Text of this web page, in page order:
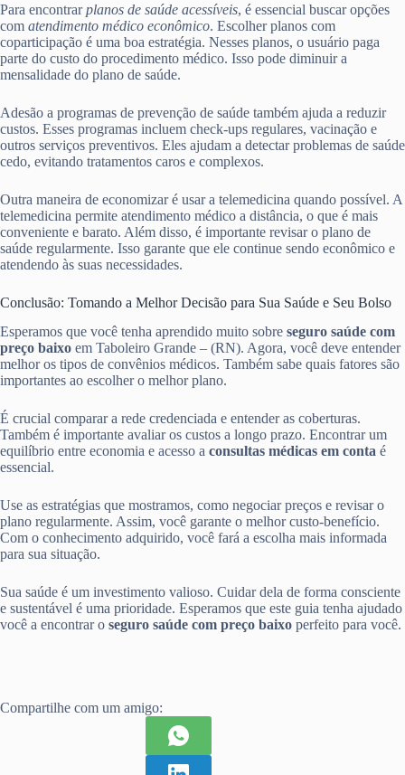
Para encontrarplanos de saúde acessíveis, é essencial buscar opções
com atendimento médico econômico. Escolher planos com
coparticipação é uma boa estratégia. Nesses planos, o usuário paga
parte do custo do procedimento médico. Isso pode diminuir a
mensalidade do plano de saúde.
Adesão a programas de prevenção de saúde também ajuda a reduzir
custos. Esses programas incluem check-ups regulares, vacinação e
outros serviços preventivos. Eles ajudam a detectar problemas de saúde
cedo, evitando tratamentos caros e complexos.
Outra maneira de economizar é usar a telemedicina quando possível. A
telemedicina permite atendimento médico a distância, o que é mais
conveniente e barato. Além disso, é importante revisar o plano de
saúde regularmente. Isso garante que ele continue sendo econômico e
atendendo às suas necessidades.
Conclusão: Tomando a Melhor Decisão para Sua Saúde e Seu Bolso
Esperamos que você tenha aprendido muito sobre seguro saúde com
preço baixo em Taboleiro Grande – (RN). Agora, você deve entender
melhor os tipos de convênios médicos. Também sabe quais fatores são
importantes ao escolher o melhor plano.
É crucial comparar a rede credenciada e entender as coberturas.
Também é importante avaliar os custos a longo prazo. Encontrar um
equilíbrio entre economia e acesso a consultas médicas em conta é
essencial.
Use as estratégias que mostramos, como negociar preços e revisar o
plano regularmente. Assim, você garante o melhor custo-benefício.
Com o conhecimento adquirido, você fará a escolha mais informada
para sua situação.
Sua saúde é um investimento valioso. Cuidar dela de forma consciente
e sustentável é uma prioridade. Esperamos que este guia tenha ajudado
você a encontrar o seguro saúde com preço baixo perfeito para você.
Compartilhe com um amigo: